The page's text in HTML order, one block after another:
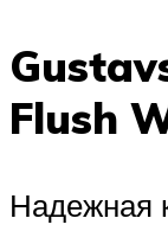
Flush
Надежная